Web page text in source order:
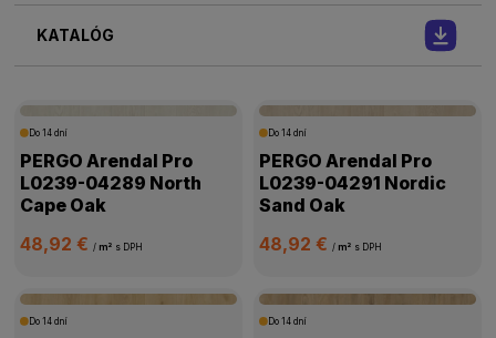
KATALÓG
Do 14 dní
PERGO Arendal Pro
L0239-04289 North
Cape Oak
48,92 €/ m² s DPH
Do 14 dní
PERGO Arendal Pro
L0239-04291 Nordic
Sand Oak
48,92 € / m² s DPH
Do 14 dní Do 14 dní